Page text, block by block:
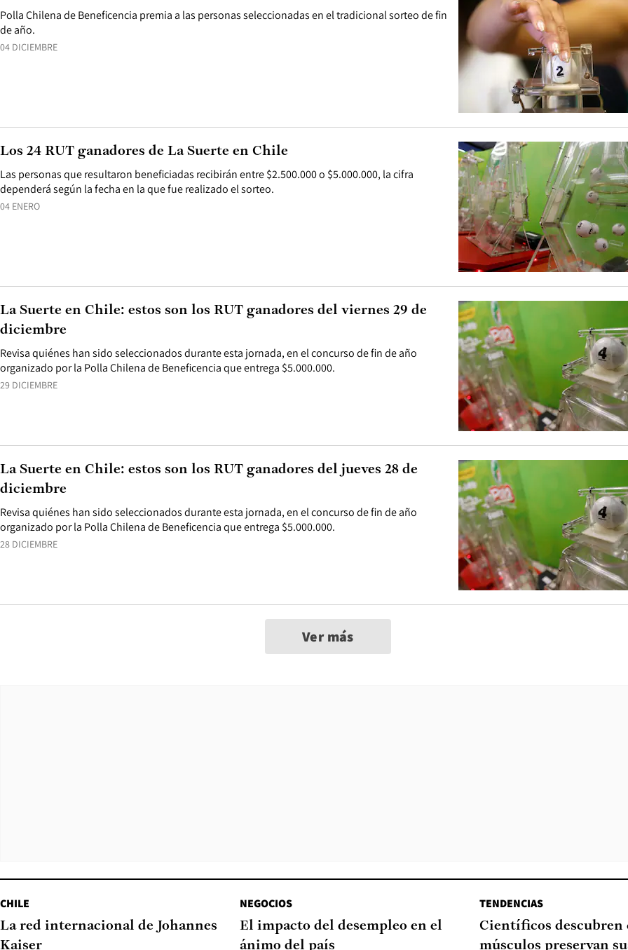
04 DICIEMBRE
Polla Chilena de Beneficencia premia a las personas seleccionadas en el tradicional sorteo de fin
de año.
04 ENERO
Las personas que resultaron beneficiadas recibirán entre $2.500.000 o $5.000.000, la cifra
dependerá según la fecha en la que fue realizado el sorteo.
Los 24 RUT ganadores de La Suerte en Chile
29 DICIEMBRE
Revisa quiénes han sido seleccionados durante esta jornada, en el concurso de fin de año
organizado por la Polla Chilena de Beneficencia que entrega $5.000.000.
La Suerte en Chile: estos son los RUT ganadores del viernes 29 de
diciembre
28 DICIEMBRE
Revisa quiénes han sido seleccionados durante esta jornada, en el concurso de fin de año
organizado por la Polla Chilena de Beneficencia que entrega $5.000.000.
La Suerte en Chile: estos son los RUT ganadores del jueves 28 de
diciembre
Ver más
CHILE
La red internacional de Johannes
Kaiser
NEGOCIOS
El impacto del desempleo en el
ánimo del país
TENDENCIAS
Científicos descubren
músculos preservan